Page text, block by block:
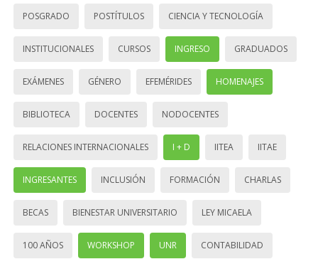
POSGRADO POSTÍTULOS CIENCIA Y TECNOLOGÍA
INSTITUCIONALES CURSOS INGRESO GRADUADOS
EXÁMENES GÉNERO EFEMÉRIDES HOMENAJES
BIBLIOTECA DOCENTES NODOCENTES
RELACIONES INTERNACIONALES I + D IITEA IITAE
INGRESANTES INCLUSIÓN FORMACIÓN CHARLAS
BECAS BIENESTAR UNIVERSITARIO LEY MICAELA
100 AÑOS WORKSHOP UNR CONTABILIDAD